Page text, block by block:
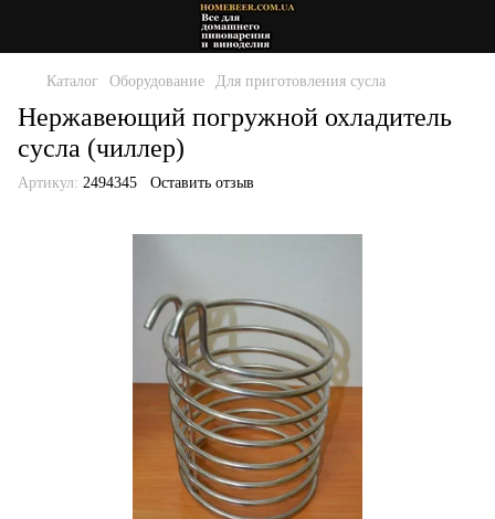
Каталог Оборудование Для приготовления сусла
Нержавеющий погружной охладитель
сусла (чиллер)
Артикул: 2494345 Оставить отзыв